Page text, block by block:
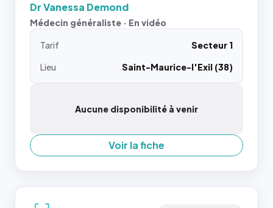
Dr Vanessa Demond
Médecin généraliste · En vidéo
Tarif
Secteur 1
Lieu
Saint-Maurice-l'Exil (38)
Aucune disponibilité à venir
Voir la fiche